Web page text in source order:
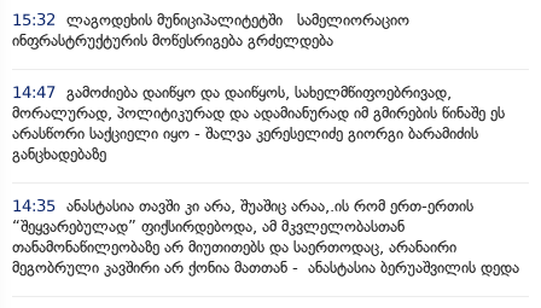
15:32
ლაგოდეხის მუნიციპალიტეტში სამელიორაციო
ინფრასტრუქტურის მოწესრიგება გრძელდება
14:47 გამოძიება დაიწყო და დაიწყოს, სახელმწიფოებრივად,
მორალურად, პოლიტიკურად და ადამიანურად იმ გმირების წინაშე ეს
არასწორი საქციელი იყო - შალვა კერესელიძე გიორგი ბარამიძის
განცხადებაზე
14:35 ანასტასია თავში კი არა, შუაშიც არაა,.ის რომ ერთ-ერთის
“შეყვარებულად” ფიქსირდებოდა, ამ მკვლელობასთან
თანამონაწილეობაზე არ მიუთითებს და საერთოდაც, არანაირი
მეგობრული კავშირი არ ქონია მათთან - ანასტასია ბერუაშვილის დედა